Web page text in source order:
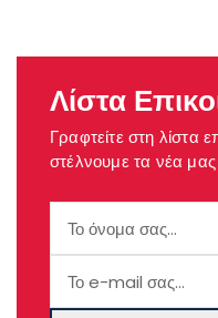
Λίστα
Γραφτείτε στη λίστα
στέλνουμε τα νέα μας